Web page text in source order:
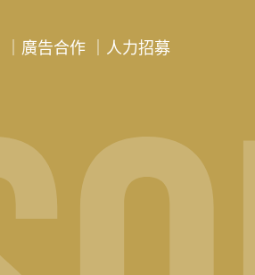
廣告合作 人力招募